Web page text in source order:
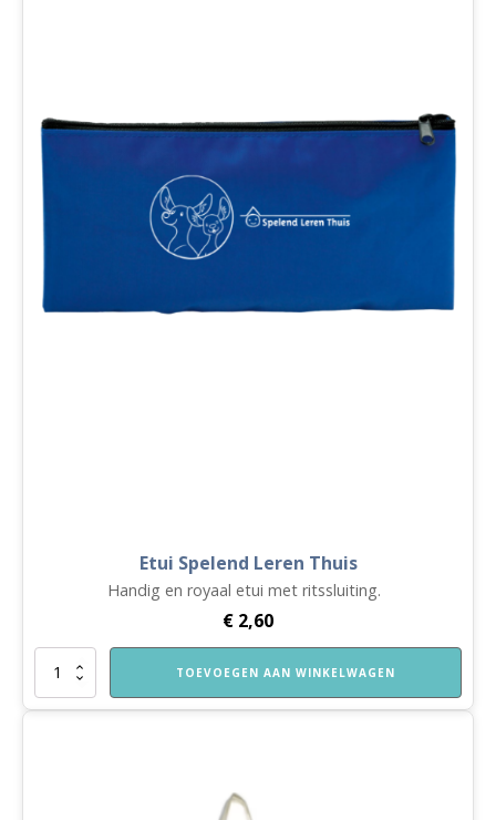
Etui Spelend Leren Thuis
Handig en royaal etui met ritssluiting.
€ 2,60
Etui
Leren
TOEVOEGEN AAN WINKELWAGEN